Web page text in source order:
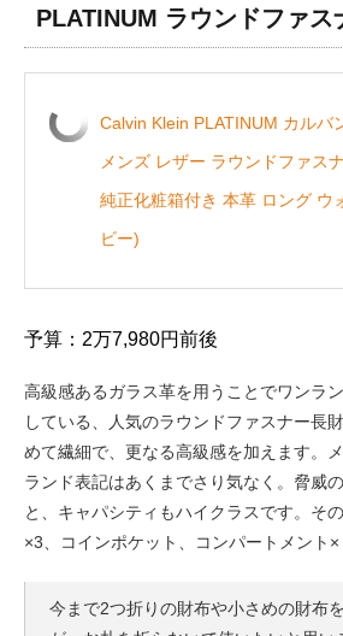
PLATINUM ラウンドファス
Calvin Klein PLATINUM カルバ
メンズ レザー ラウンドファス
純正化粧箱付き 本革 ロング ウ
ビー)
予算：2万7,980円前後
高級感あるガラス革を用うことでワンラ
している、人気のラウンドファスナー長
めて繊細で、更なる高級感を加えます。
ランド表記はあくまでさり気なく。脅威
と、キャパシティもハイクラスです。そ
×3、コインポケット、コンパートメント×
今まで2つ折りの財布や小さめの財布